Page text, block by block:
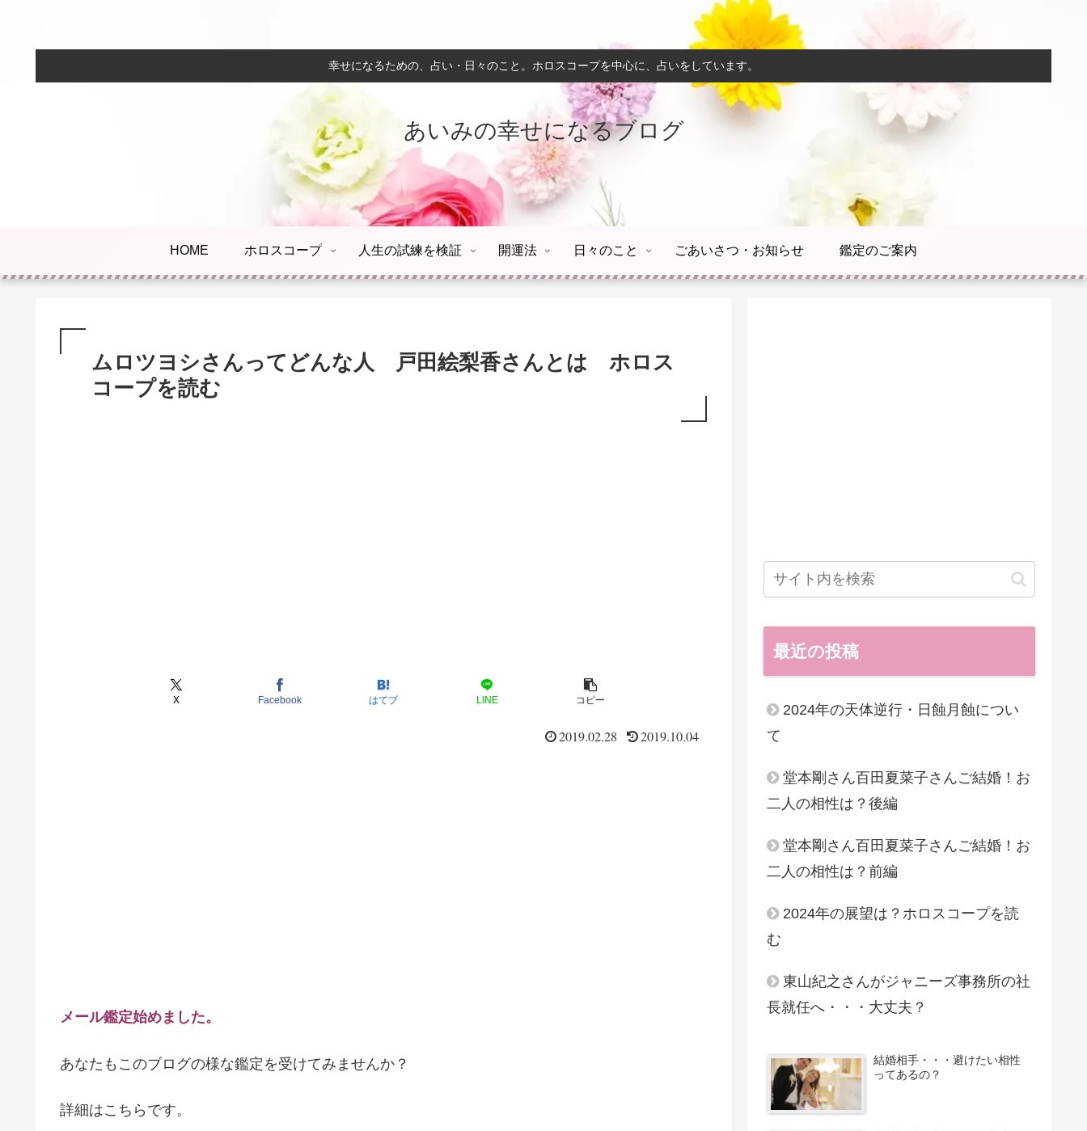
幸せになるための、占い・日々のこと。ホロスコープを中心に、占いをしています。
あいみの幸せになるブログ
HOME ホロスコープ 人生の試練を検証 開運法 日々のこと ごあいさつ・お知らせ 鑑定のご案内
ムロツヨシさんってどんな人 戸田絵梨香さんとは ホロス
コープを読む
X Facebook はてブ LINE コピー
2019.02.28 2019.10.04
メール鑑定始めました。
あなたもこのブログの様な鑑定を受けてみませんか？
詳細はこちらです。
最近の投稿
2024年の天体逆行・日蝕月蝕につい
て
堂本剛さん百田夏菜子さんご結婚！お
二人の相性は？後編
堂本剛さん百田夏菜子さんご結婚！お
二人の相性は？前編
2024年の展望は？ホロスコープを読
む
東山紀之さんがジャニーズ事務所の社
長就任へ・・・大丈夫？
結婚相手・・・避けたい相性
ってあるの？